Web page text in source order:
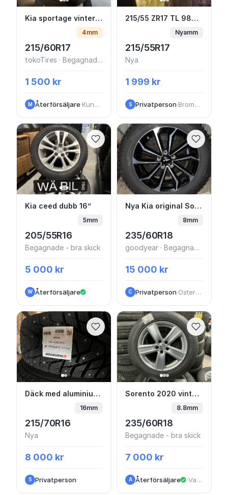
Kia sportage vinterhjul friktion
Kia sportage vinterhjul friktion
4mm
215/60R17
tokoTires · Begagnade - bra skick
1 500 kr
M Återförsäljare· Kungälv
215/55 ZR17 TL 98W
215/55 ZR17 TL 98W ROADHOG RGAS02 XL helt nya
Nyamm
215/55R17
Nya
1 999 kr
S Privatperson· Bromma stadsdelsområde
Kia ceed dubb 16”
Kia ceed dubb 16”
5mm
205/55R16
Begagnade - bra skick
5 000 kr
W Återförsäljare ·
Nya Kia original
Nya Kia original Sorento vinterhjul
8mm
235/60R18
goodyear · Begagnade - bra skick
15 000 kr
C Privatperson· Ostergotland
Däck med aluminium fälgar
Däck med aluminium fälgar
16mm
215/70R16
Nya
8 000 kr
S Privatperson·
Sorento 2020 Sorento 2020 vinterhjul 18” friktion MJJ93C
8.8mm
235/60R18
Begagnade - bra skick
7 000 kr
A Återförsäljare · VastraGotaland